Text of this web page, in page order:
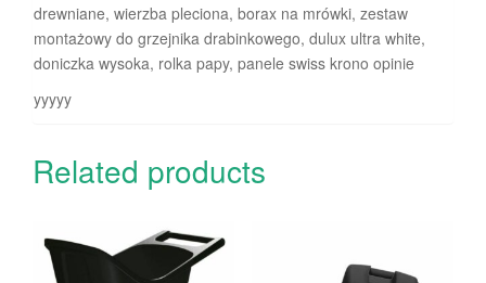
drewniane, wierzba pleciona, borax na mrówki, zestaw
montażowy do grzejnika drabinkowego, dulux ultra white,
doniczka wysoka, rolka papy, panele swiss krono opinie
yyyyy
Related products